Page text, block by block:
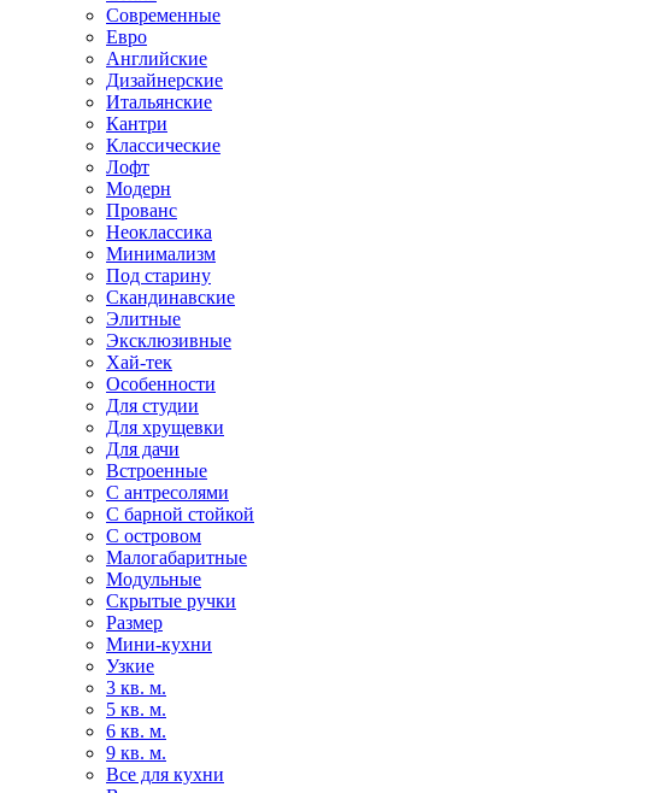
Современные
Евро
Английские
Дизайнерские
Итальянские
Кантри
Классические
Лофт
Модерн
Прованс
Неоклассика
Минимализм
Под старину
Скандинавские
Элитные
Эксклюзивные
Хай-тек
Особенности
Для студии
Для хрущевки
Для дачи
Встроенные
С антресолями
С барной стойкой
С островом
Малогабаритные
Модульные
Скрытые ручки
Размер
Мини-кухни
Узкие
3 кв. м.
5 кв. м.
6 кв. м.
9 кв. м.
Все для кухни